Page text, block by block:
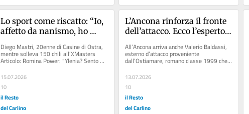
Lo sport come riscatto: “Io,
affetto da nanismo, ho
distruggo i pregiudizi”
Diego Mastri, 20enne di Casine di Ostra,
mentre solleva 150 chili all’XMasters
Articolo: Romina Power: “Ylenia? Sento
15.07.2026
10
il Resto
del Carlino
L’Ancona rinforza il fronte
dell’attacco. Ecco l’esperto
dall’Ostiamare
All’Ancona arriva anche Valerio Baldassi,
esterno d’attacco proveniente
dall’Ostiamare, romano classe 1999 che
ha iniziato la carriera nella...
13.07.2026
10
il Resto
del Carlino